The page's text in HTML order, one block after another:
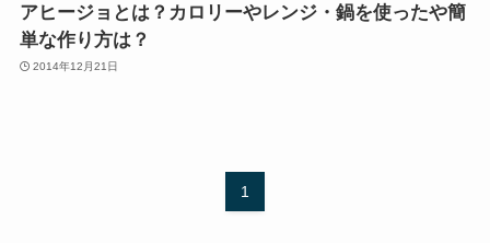
アヒージョとは？カロリーやレンジ・鍋を使ったや簡
単な作り方は？
2014年12月21日
1